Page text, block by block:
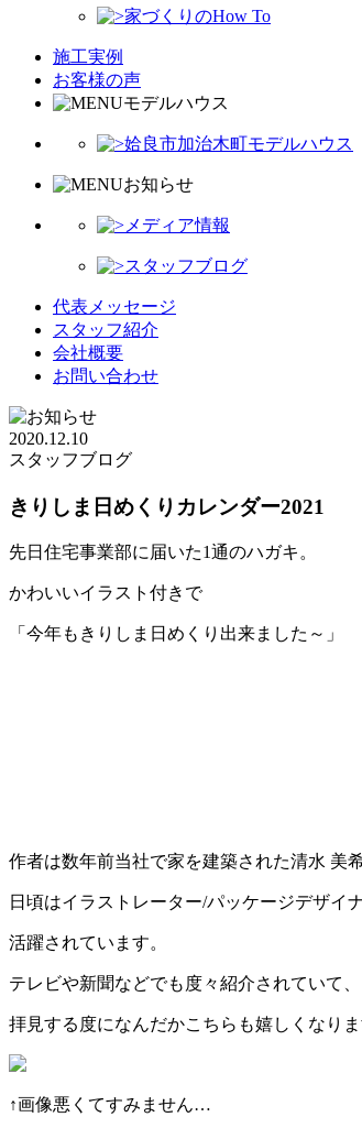
家づくりのHow To
施工実例
お客様の声
モデルハウス
姶良市加治木町モデルハウス
お知らせ
メディア情報
スタッフブログ
代表メッセージ
スタッフ紹介
会社概要
お問い合わせ
2020.12.10
スタッフブログ
きりしま日めくりカレンダー2021
先日住宅事業部に届いた1通のハガキ。
かわいいイラスト付きで
「今年もきりしま日めくり出来ました～」
作者は数年前当社で家を建築された清水 美希
日頃はイラストレーター/パッケージデザイ
活躍されています。
テレビや新聞などでも度々紹介されていて、
拝見する度になんだかこちらも嬉しくなり
↑画像悪くてすみません…